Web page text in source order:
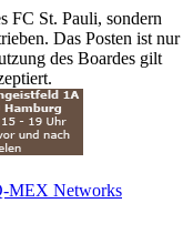
FC St. Pauli, sondern
Das Posten ist nur
des Boardes gilt